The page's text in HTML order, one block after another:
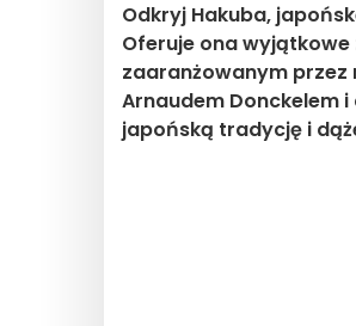
Odkryj Hakuba,
Oferuje ona
zaaranżowanym przez
Arnaudem Donckelem
japońską tradycję i